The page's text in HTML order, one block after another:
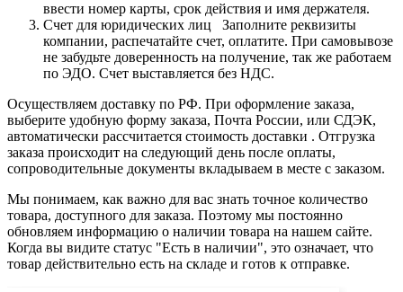
ввести номер карты, срок действия и имя держателя.
Счет для юридических лиц Заполните реквизиты
компании, распечатайте счет, оплатите. При самовывозе
не забудьте доверенность на получение, так же работаем
по ЭДО. Счет выставляется без НДС.
Осуществляем доставку по РФ. При оформление заказа,
выберите удобную форму заказа, Почта России, или СДЭК,
автоматически рассчитается стоимость доставки . Отгрузка
заказа происходит на следующий день после оплаты,
сопроводительные документы вкладываем в месте с заказом.
Мы понимаем, как важно для вас знать точное количество
товара, доступного для заказа. Поэтому мы постоянно
обновляем информацию о наличии товара на нашем сайте.
Когда вы видите статус "Есть в наличии", это означает, что
товар действительно есть на складе и готов к отправке.